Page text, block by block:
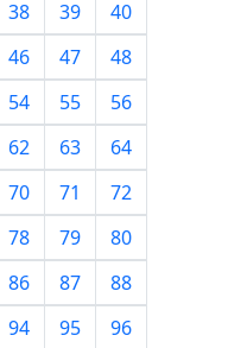
38 39
40
46 47
48
54 55
56
62 63
64
70 71
72
78 79
80
86 87
88
94 95
96